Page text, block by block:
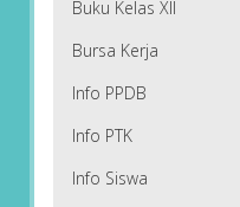
Buku Kelas XII
Bursa Kerja
Info PPDB
Info PTK
Info Siswa